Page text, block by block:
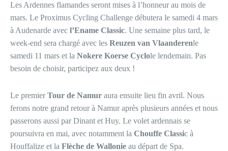
Les Ardennes flamandes seront mises à l’honneur au mois de
mars. Le Proximus Cycling Challenge débutera le samedi 4 mars
à Audenarde avec l’Ename Classic. Une semaine plus tard, le
week-end sera chargé avec les Reuzen van Vlaanderenle
samedi 11 mars et la Nokere Koerse Cyclole lendemain. Pas
besoin de choisir, participez aux deux !
Le premierTour de Namur aura ensuite lieu fin avril. Nous
ferons notre grand retour à Namur après plusieurs années et nous
passerons aussi par Dinant et Huy. Le volet ardennais se
poursuivra en mai, avec notamment la Chouffe Classic à
Houffalize et la Flèche de Wallonie au départ de Spa.